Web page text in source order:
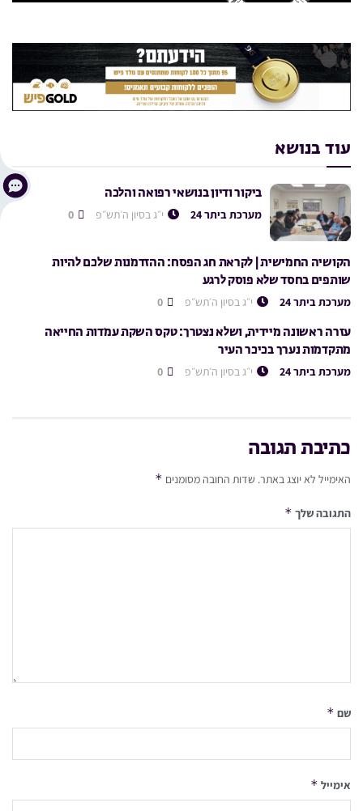
עוד בנושא
ביקור ודיון בנושאי רפואה והלכה
מערכת ביתר 24 י״ג בסיון ה׳תש״פ
הקושיה החמישית | לקראת חג הפסח: ההזדמנות שלכם להיות
שותפים בחסד שלא פוסק לרגע
מערכת ביתר 24 י״ג בסיון ה׳תש״פ
עזרה ראשונה מיידית, ושלא נצטרך: טקס השקת עמדות החייאה
מתקדמות נערך בכיכר העיר
מערכת ביתר 24 י״ג בסיון ה׳תש״פ
כתיבת תגובה
האימייל לא יוצג באתר. שדות החובה מסומנים *
התגובה שלך *
שם *
אימייל *